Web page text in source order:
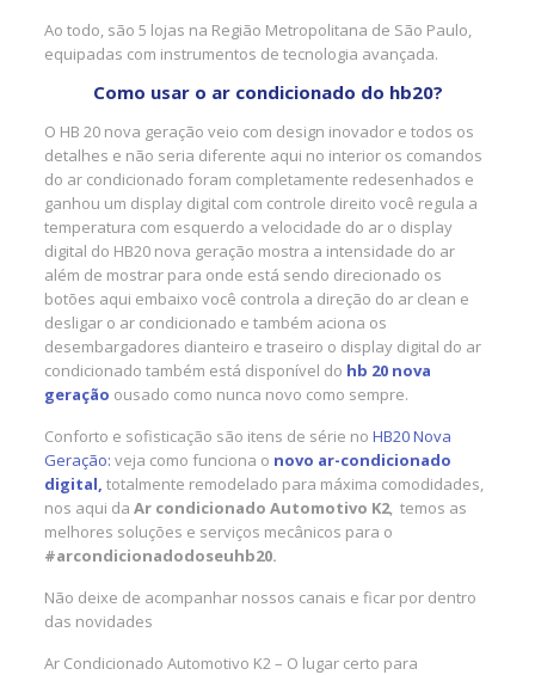
Ao todo, são 5 lojas na Região Metropolitana de São Paulo,
equipadas com instrumentos de tecnologia avançada.
Como usar o ar condicionado do hb20?
O HB 20 nova geração veio com design inovador e todos os
detalhes e não seria diferente aqui no interior os comandos
do ar condicionado foram completamente redesenhados e
ganhou um display digital com controle direito você regula a
temperatura com esquerdo a velocidade do ar o display
digital do HB20 nova geração mostra a intensidade do ar
além de mostrar para onde está sendo direcionado os
botões aqui embaixo você controla a direção do ar clean e
desligar o ar condicionado e também aciona os
desembargadores dianteiro e traseiro o display digital do ar
condicionado também está disponível do hb 20 nova
geração ousado como nunca novo como sempre.
Conforto e sofisticação são itens de série noHB20 Nova
Geração: veja como funciona o novo ar-condicionado
digital, totalmente remodelado para máxima comodidades,
nos aqui daAr condicionado Automotivo K2, temos as
melhores soluções e serviços mecânicos para o
#arcondicionadodoseuhb20.
Não deixe de acompanhar nossos canais e ficar por dentro
das novidades
Ar Condicionado Automotivo K2 – O lugar certo para